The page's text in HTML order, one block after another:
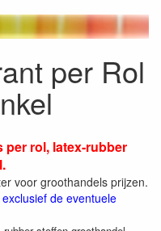
per Rol
per rol, latex-rubber
voor groothandels prijzen.
exclusief de eventuele